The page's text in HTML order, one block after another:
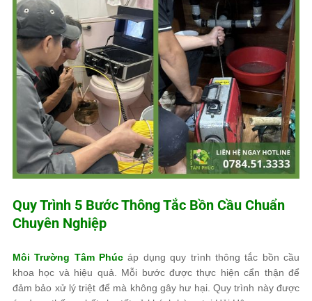
Quy Trình 5 Bước Thông Tắc Bồn Cầu Chuẩn
Chuyên Nghiệp
Môi Trường Tâm Phúc áp dụng quy trình thông tắc bồn cầu
khoa học và hiệu quả. Mỗi bước được thực hiện cẩn thận để
đảm bảo xử lý triệt để mà không gây hư hại. Quy trình này được